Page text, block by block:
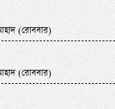
(রোববার)
(রোববার)